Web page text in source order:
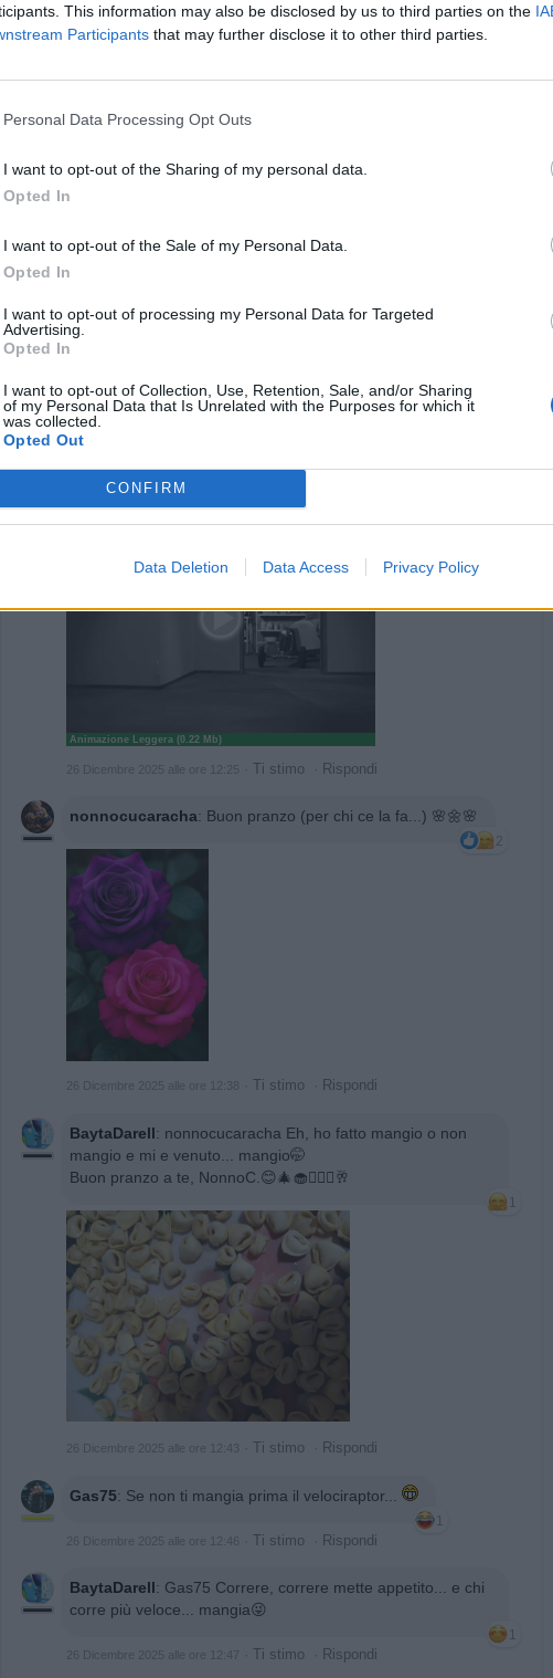
This information may also be disclosed by us to third parties on the
Participants that may further disclose it to other third parties.
Personal Data Processing Opt Outs
I want to opt-out of the Sharing of my personal data.
Opted In
I want to opt-out of the Sale of my Personal Data.
Opted In
I want to opt-out of processing my Personal Data for Targeted
Advertising.
Opted In
I want to opt-out of Collection, Use, Retention, Sale, and/or Sharing
of my Personal Data that Is Unrelated with the Purposes for which it
was collected.
Opted Out
CONFIRM
Data Deletion Data Access Privacy Policy
Dr00py:BaytaDarell Bayt Bayt allora misa che mi
ammangia per primo che di correre non son capace 😎🤭😂
1
1
26 Dicembre 2025 alle ore 12:23
BaytaDarell:Dr00py Allora.... Dr0'... 🤭🤣🤣🤣🤣
Animazione Leggera (0.22 Mb)
26 Dicembre 2025 alle ore 12:25 Ti stimo Rispondi
nonnocucaracha: Buon pranzo (per chi ce la fa...) 🌸🌼🌸
2
26 Dicembre 2025 alle ore 12:38 Ti stimo Rispondi
BaytaDarell: nonnocucaracha Eh, ho fatto mangio o non
mangio e mi e venuto... mangio🤭
Buon pranzo a te, NonnoC.😊🎄🧁🙋🏼‍♀️🥂
1
26 Dicembre 2025 alle ore 12:43 Ti stimo Rispondi
Gas75: Se non ti mangia prima il velociraptor...
1
26 Dicembre 2025 alle ore 12:46 Ti stimo Rispondi
BaytaDarell: Gas75 Correre, correre mette appetito... e chi
corre più veloce... mangia😜
1
26 Dicembre 2025 alle ore 12:47 Ti stimo Rispondi